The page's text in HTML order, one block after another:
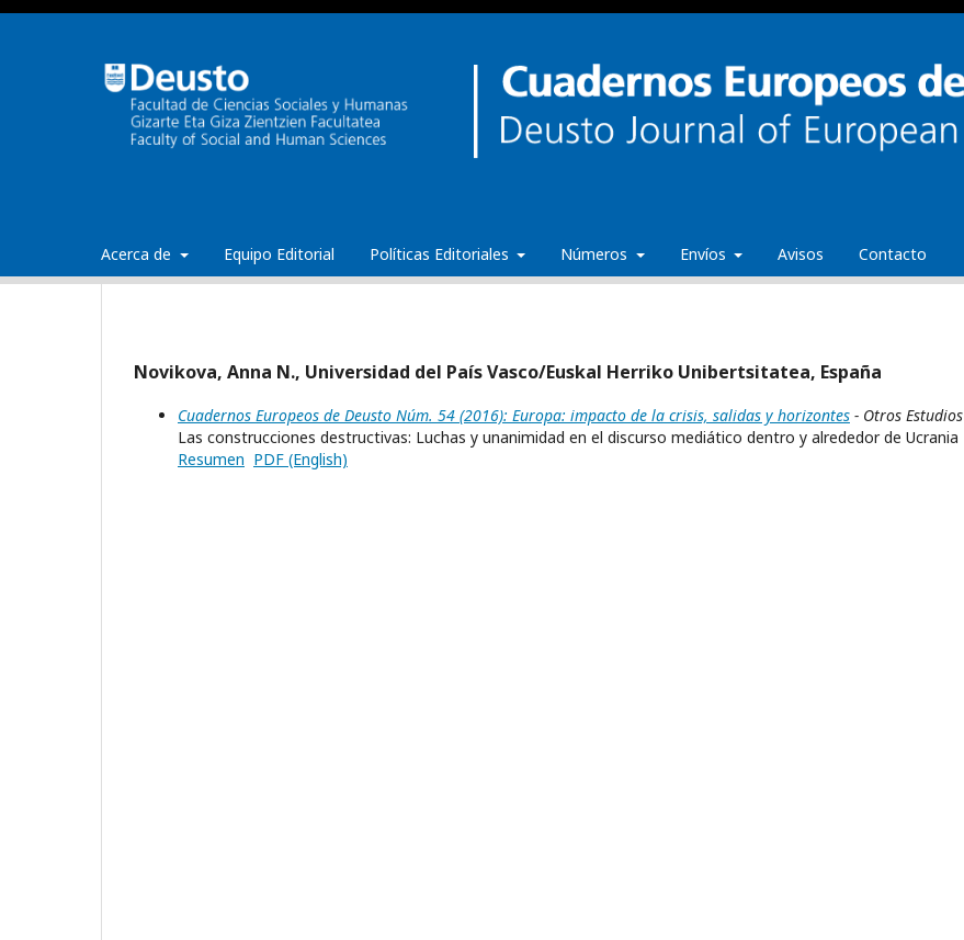
Acerca de Equipo Editorial Políticas Editoriales Números Envíos Avisos Contacto
Novikova, Anna N., Universidad del País Vasco/Euskal Herriko Unibertsitatea, España
Cuadernos Europeos de Deusto Núm. 54 (2016): Europa: impacto de la crisis, salidas y horizontes - Otros Estudios
Las construcciones destructivas: Luchas y unanimidad en el discurso mediático dentro y alrededor de Ucrania
Resumen PDF (English)